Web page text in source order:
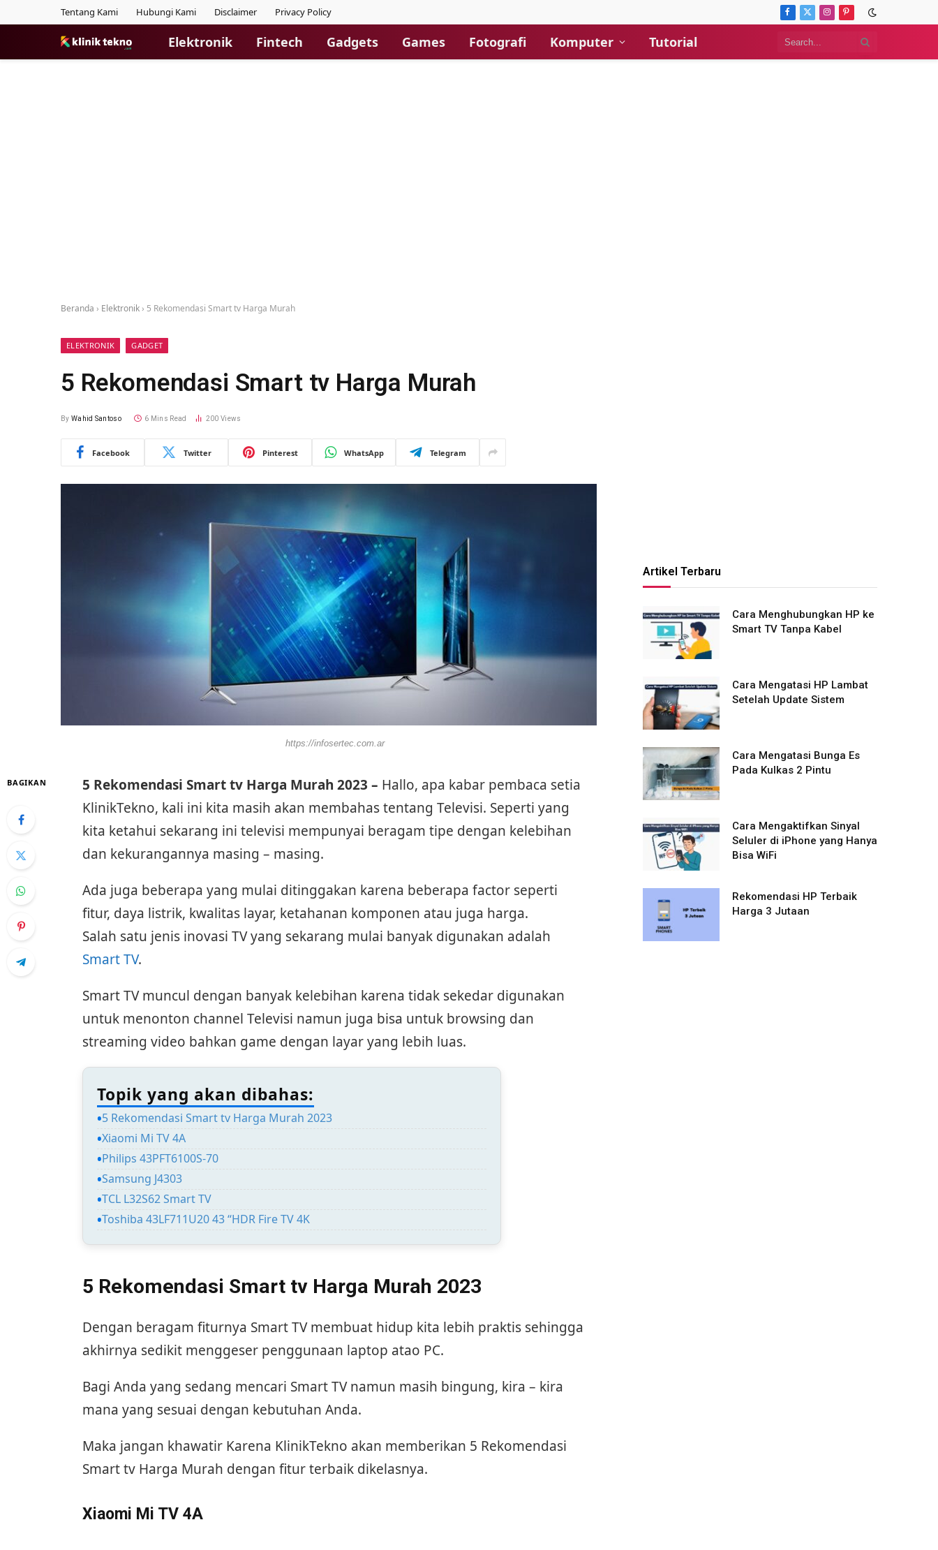
Tentang Kami Hubungi Kami Disclaimer Privacy Policy Facebook
X
Instagram
Pinterest
Elektronik Fintech Gadgets Games Fotografi Komputer Tutorial
Beranda › Elektronik › 5 Rekomendasi Smart tv Harga Murah
ELEKTRONIK GADGET
5 Rekomendasi Smart tv Harga Murah
By Wahid Santoso 6 Mins Read 200 Views
Facebook Twitter Pinterest WhatsApp Telegram
https://infosertec.com.ar
BAGIKAN 5 Rekomendasi Smart tv Harga Murah 2023 – Hallo, apa kabar pembaca setia
KlinikTekno, kali ini kita masih akan membahas tentang Televisi. Seperti yang
kita ketahui sekarang ini televisi mempunyai beragam tipe dengan kelebihan
dan kekurangannya masing – masing.
Ada juga beberapa yang mulai ditinggakan karena beberapa factor seperti
fitur, daya listrik, kwalitas layar, ketahanan komponen atau juga harga.
Salah satu jenis inovasi TV yang sekarang mulai banyak digunakan adalah
Smart TV.
Smart TV muncul dengan banyak kelebihan karena tidak sekedar digunakan
untuk menonton channel Televisi namun juga bisa untuk browsing dan
streaming video bahkan game dengan layar yang lebih luas.
Topik yang akan dibahas:
5 Rekomendasi Smart tv Harga Murah 2023
Xiaomi Mi TV 4A
Philips 43PFT6100S-70
Samsung J4303
TCL L32S62 Smart TV
Toshiba 43LF711U20 43 “HDR Fire TV 4K
5 Rekomendasi Smart tv Harga Murah 2023
Dengan beragam fiturnya Smart TV membuat hidup kita lebih praktis sehingga
akhirnya sedikit menggeser penggunaan laptop atao PC.
Bagi Anda yang sedang mencari Smart TV namun masih bingung, kira – kira
mana yang sesuai dengan kebutuhan Anda.
Maka jangan khawatir Karena KlinikTekno akan memberikan 5 Rekomendasi
Smart tv Harga Murah dengan fitur terbaik dikelasnya.
Xiaomi Mi TV 4A
Artikel Terbaru
Cara Menghubungkan HP ke
Smart TV Tanpa Kabel
Cara Mengatasi HP Lambat
Setelah Update Sistem
Cara Mengatasi Bunga Es
Pada Kulkas 2 Pintu
Cara Mengaktifkan Sinyal
Seluler di iPhone yang Hanya
Bisa WiFi
Rekomendasi HP Terbaik
Harga 3 Jutaan